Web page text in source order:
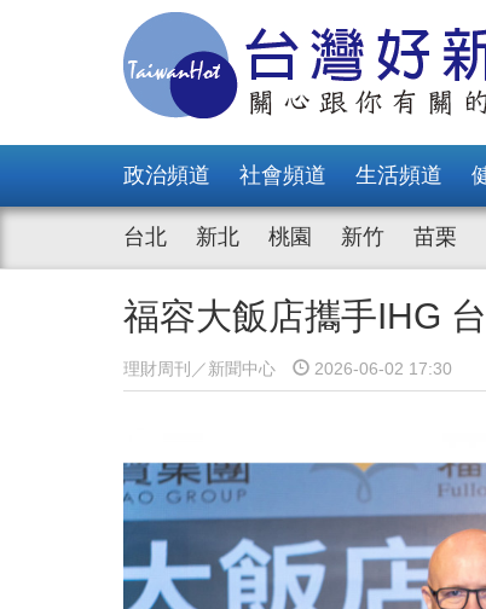
政治頻道 社會頻道 生活頻道
台北 新北 桃園 新竹 苗栗
福容大飯店攜手IHG
理財周刊／新聞中心 2026-06-02 17:30